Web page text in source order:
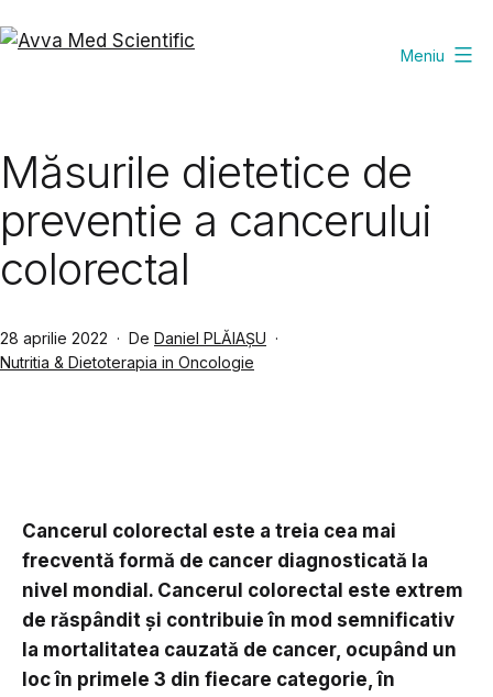
la
Meniu
Măsurile dietetice de
preventie a cancerului
colorectal
Publicat
28 aprilie 2022 De Daniel PLĂIAȘU
Din
Nutritia & Dietoterapia in Oncologie
Cancerul colorectal este a treia cea mai
frecventă formă de cancer diagnosticată la
nivel mondial. Cancerul colorectal este extrem
de răspândit și contribuie în mod semnificativ
la mortalitatea cauzată de cancer, ocupând un
loc în primele 3 din fiecare categorie, în